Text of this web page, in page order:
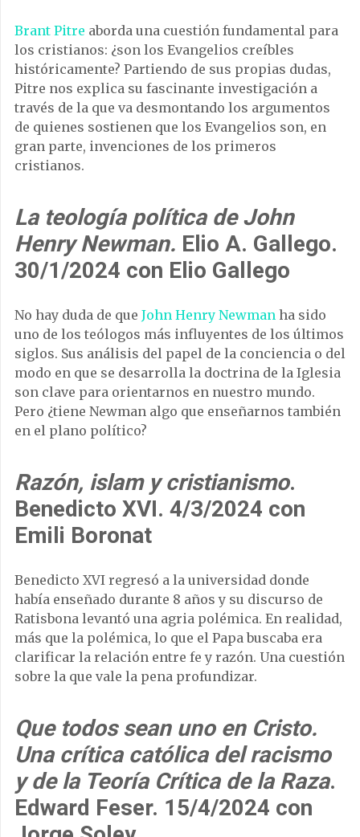
Brant Pitre aborda una cuestión fundamental para
los cristianos: ¿son los Evangelios creíbles
históricamente? Partiendo de sus propias dudas,
Pitre nos explica su fascinante investigación a
través de la que va desmontando los argumentos
de quienes sostienen que los Evangelios son, en
gran parte, invenciones de los primeros
cristianos.
La teología política de John
Henry Newman. Elio A. Gallego.
30/1/2024 con Elio Gallego
No hay duda de que John Henry Newman ha sido
uno de los teólogos más influyentes de los últimos
siglos. Sus análisis del papel de la conciencia o del
modo en que se desarrolla la doctrina de la Iglesia
son clave para orientarnos en nuestro mundo.
Pero ¿tiene Newman algo que enseñarnos también
en el plano político?
Razón, islam y cristianismo.
Benedicto XVI. 4/3/2024 con
Emili Boronat
Benedicto XVI regresó a la universidad donde
había enseñado durante 8 años y su discurso de
Ratisbona levantó una agria polémica. En realidad,
más que la polémica, lo que el Papa buscaba era
clarificar la relación entre fe y razón. Una cuestión
sobre la que vale la pena profundizar.
Que todos sean uno en Cristo.
Una crítica católica del racismo
y de la Teoría Crítica de la Raza.
Edward Feser. 15/4/2024 con